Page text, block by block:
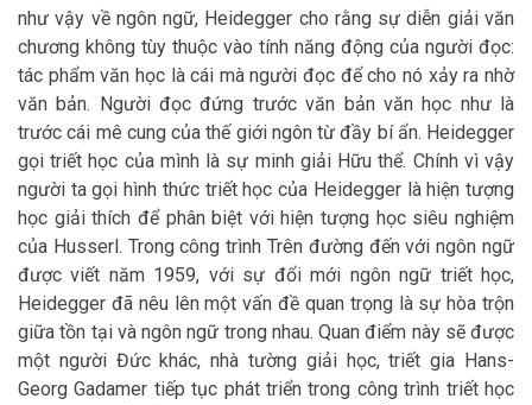
như vậy về ngôn ngữ, Heidegger cho rằng sự diễn giải văn
chương không tùy thuộc vào tính năng động của người đọc:
tác phẩm văn học là cái mà người đọc để cho nó xảy ra nhờ
văn bản. Người đọc đứng trước văn bản văn học như là
trước cái mê cung của thế giới ngôn từ đầy bí ẩn. Heidegger
gọi triết học của mình là sự minh giải Hữu thể. Chính vì vậy
người ta gọi hình thức triết học của Heidegger là hiện tượng
học giải thích để phân biệt với hiện tượng học siêu nghiệm
của Husserl. Trong công trình Trên đường đến với ngôn ngữ
được viết năm 1959, với sự đổi mới ngôn ngữ triết học,
Heidegger đã nêu lên một vấn đề quan trọng là sự hòa trộn
giữa tồn tại và ngôn ngữ trong nhau. Quan điểm này sẽ được
một người Đức khác, nhà tường giải học, triết gia Hans-
Georg Gadamer tiếp tục phát triển trong công trình triết học